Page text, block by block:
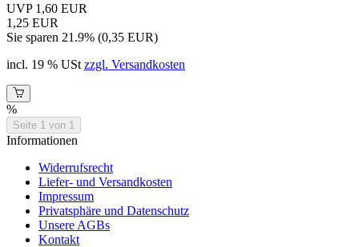
UVP 1,60 EUR
1,25 EUR
Sie sparen 21.9% (0,35 EUR)
incl. 19 % USt zzgl. Versandkosten
%
Seite 1 von 1
Informationen
Widerrufsrecht
Liefer- und Versandkosten
Impressum
Privatsphäre und Datenschutz
Unsere AGBs
Kontakt